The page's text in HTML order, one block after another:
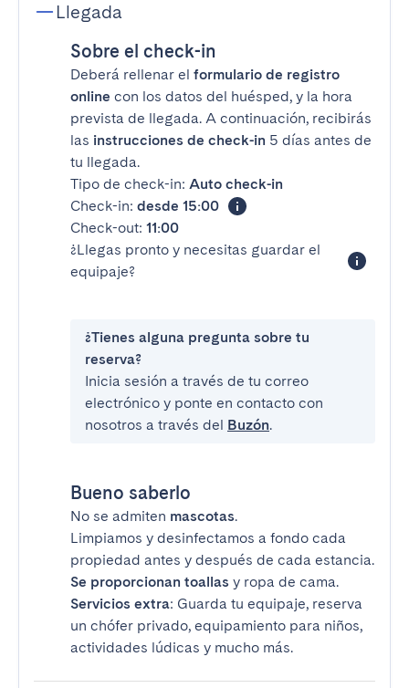
Llegada
Sobre el check-in
Deberá rellenar el formulario de registro
online con los datos del huésped, y la hora
prevista de llegada. A continuación, recibirás
las instrucciones de check-in 5 días antes de
tu llegada.
Tipo de check-in: Auto check-in
Check-in: desde 15:00
Check-out: 11:00
¿Llegas pronto y necesitas guardar el
equipaje?
¿Tienes alguna pregunta sobre tu
reserva?
Inicia sesión a través de tu correo
electrónico y ponte en contacto con
nosotros a través del Buzón.
Bueno saberlo
No se admiten mascotas.
Limpiamos y desinfectamos a fondo cada
propiedad antes y después de cada estancia.
Se proporcionan toallas y ropa de cama.
Servicios extra: Guarda tu equipaje, reserva
un chófer privado, equipamiento para niños,
actividades lúdicas y mucho más.